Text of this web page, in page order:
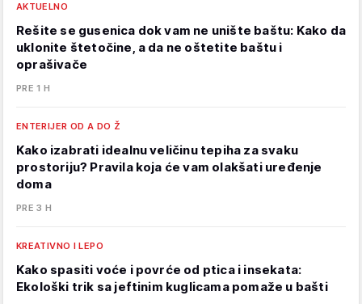
AKTUELNO
Rešite se gusenica dok vam ne unište baštu: Kako da
uklonite štetočine, a da ne oštetite baštu i
oprašivače
PRE 1 H
ENTERIJER OD A DO Ž
Kako izabrati idealnu veličinu tepiha za svaku
prostoriju? Pravila koja će vam olakšati uređenje
doma
PRE 3 H
KREATIVNO I LEPO
Kako spasiti voće i povrće od ptica i insekata:
Ekološki trik sa jeftinim kuglicama pomaže u bašti